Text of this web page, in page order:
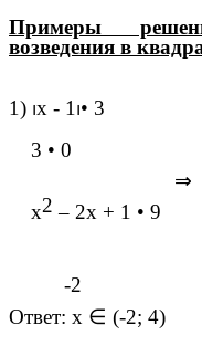
Примеры
возведения в
1) ⏐х - 1 ⏐• 3
3 • 0
⇒
х2 – 2х + 1 • 9
-2
Ответ: х ∈ (-2; 4)